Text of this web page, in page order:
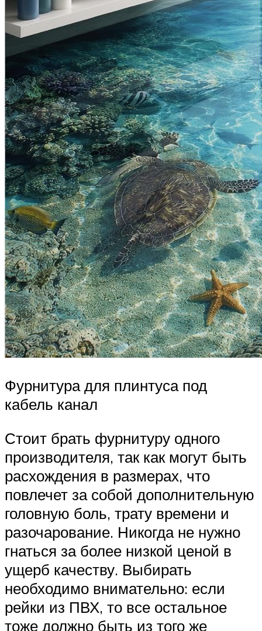
Фурнитура для плинтуса под
кабель канал
Стоит брать фурнитуру одного
производителя, так как могут быть
расхождения в размерах, что
повлечет за собой дополнительную
головную боль, трату времени и
разочарование. Никогда не нужно
гнаться за более низкой ценой в
ущерб качеству. Выбирать
необходимо внимательно: если
рейки из ПВХ, то все остальное
тоже должно быть из того же